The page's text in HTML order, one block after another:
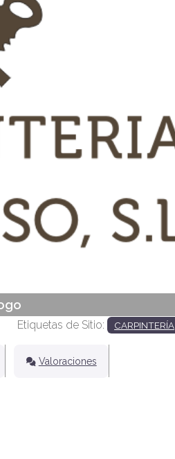
Etiquetas de Sitio: CARPINTERÍA
Valoraciones